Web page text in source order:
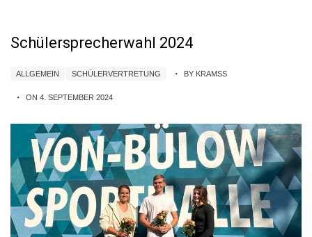
Schülersprecherwahl 2024
ALLGEMEIN SCHÜLERVERTRETUNG BY KRAMSS
ON 4. SEPTEMBER 2024